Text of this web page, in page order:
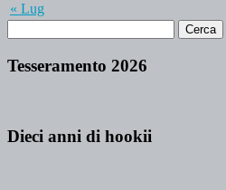
« Lug
Tesseramento 2026
Dieci anni di hookii